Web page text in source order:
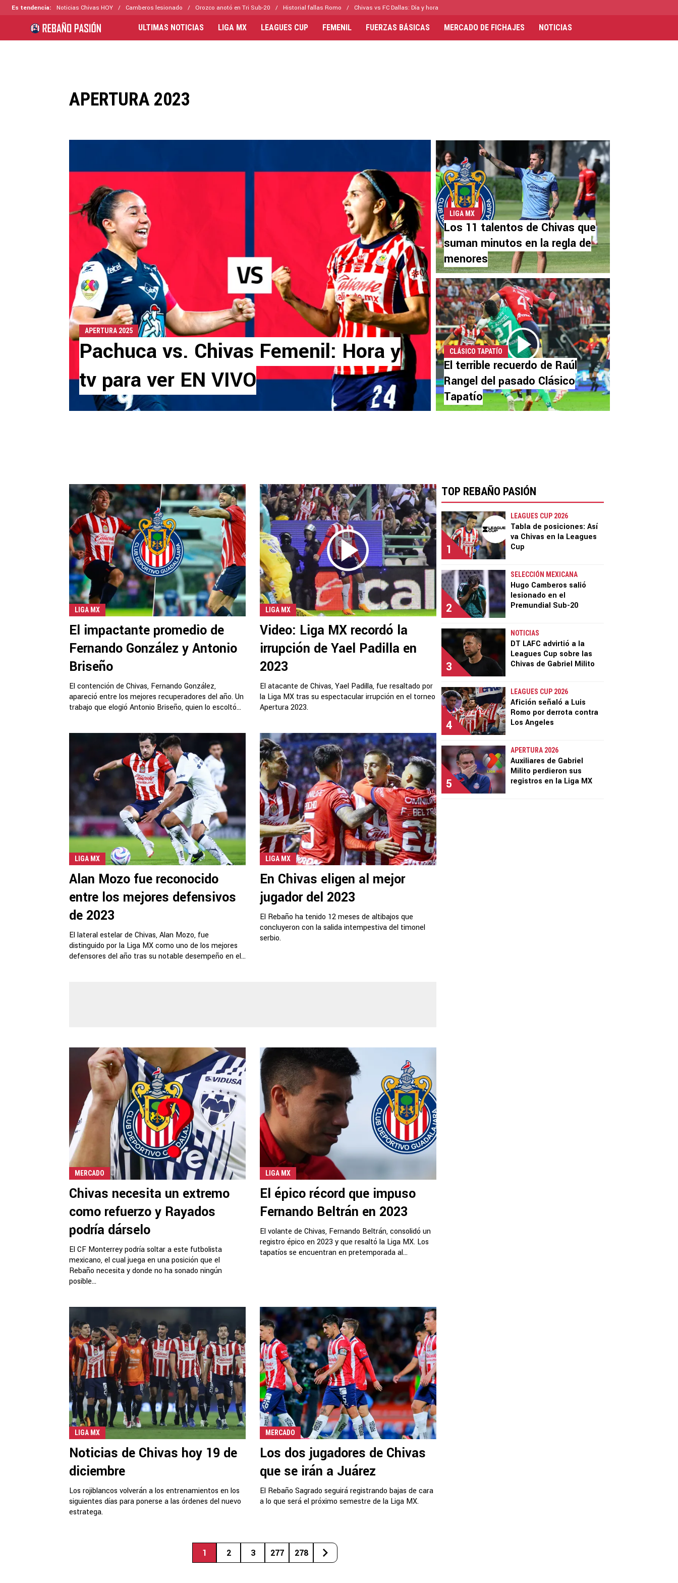
Es tendencia: Noticias Chivas HOY Camberos lesionado Orozco anotó en Tri Sub-20 Historial fallas Romo Chivas vs FC Dallas: Día y hora
ULTIMAS NOTICIAS LIGA MX LEAGUES CUP FEMENIL FUERZAS BÁSICAS MERCADO DE FICHAJES NOTICIAS
APERTURA 2023
APERTURA 2025
Pachuca vs. Chivas Femenil: Hora y
tv para ver EN VIVO
LIGA MX
Los 11 talentos de Chivas que
suman minutos en la regla de
menores
CLÁSICO TAPATÍO
El terrible recuerdo de Raúl
Rangel del pasado Clásico
Tapatío
LIGA MX
El impactante promedio de
Fernando González y Antonio
Briseño
El contención de Chivas, Fernando González,
apareció entre los mejores recuperadores del año. Un
trabajo que elogió Antonio Briseño, quien lo escoltó...
LIGA MX
Video: Liga MX recordó la
irrupción de Yael Padilla en
2023
El atacante de Chivas, Yael Padilla, fue resaltado por
la Liga MX tras su espectacular irrupción en el torneo
Apertura 2023.
LIGA MX
Alan Mozo fue reconocido
entre los mejores defensivos
de 2023
El lateral estelar de Chivas, Alan Mozo, fue
distinguido por la Liga MX como uno de los mejores
defensores del año tras su notable desempeño en el...
LIGA MX
En Chivas eligen al mejor
jugador del 2023
El Rebaño ha tenido 12 meses de altibajos que
concluyeron con la salida intempestiva del timonel
serbio.
MERCADO
Chivas necesita un extremo
como refuerzo y Rayados
podría dárselo
El CF Monterrey podría soltar a este futbolista
mexicano, el cual juega en una posición que el
Rebaño necesita y donde no ha sonado ningún
posible...
LIGA MX
El épico récord que impuso
Fernando Beltrán en 2023
El volante de Chivas, Fernando Beltrán, consolidó un
registro épico en 2023 y que resaltó la Liga MX. Los
tapatíos se encuentran en pretemporada al...
LIGA MX
Noticias de Chivas hoy 19 de
diciembre
Los rojiblancos volverán a los entrenamientos en los
siguientes días para ponerse a las órdenes del nuevo
estratega.
MERCADO
Los dos jugadores de Chivas
que se irán a Juárez
El Rebaño Sagrado seguirá registrando bajas de cara
a lo que será el próximo semestre de la Liga MX.
1 2 3 277 278
TOP REBAÑO PASIÓN
1
LEAGUES CUP 2026
Tabla de posiciones: Así
va Chivas en la Leagues
Cup
2
SELECCIÓN MEXICANA
Hugo Camberos salió
lesionado en el
Premundial Sub-20
3
NOTICIAS
DT LAFC advirtió a la
Leagues Cup sobre las
Chivas de Gabriel Milito
4
LEAGUES CUP 2026
Afición señaló a Luis
Romo por derrota contra
Los Angeles
5
APERTURA 2026
Auxiliares de Gabriel
Milito perdieron sus
registros en la Liga MX